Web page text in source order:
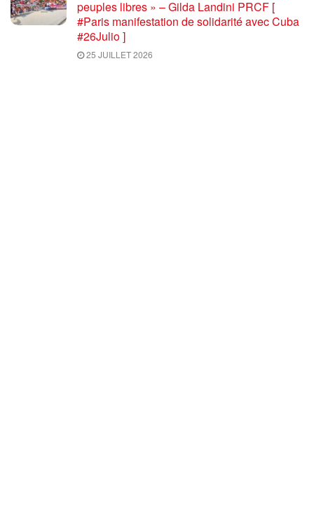
peuples libres » – Gilda Landini PRCF [
#Paris manifestation de solidarité avec Cuba
#26Julio ]
25 JUILLET 2026